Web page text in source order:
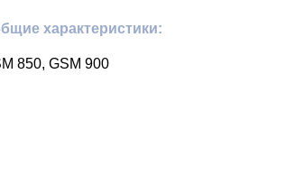
характеристики:
850, GSM 900